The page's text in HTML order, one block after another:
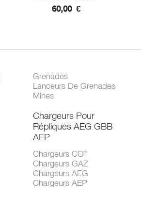
60,00 €
Grenades
Lanceurs De Grenades
Mines
Chargeurs Pour
Répliques AEG GBB
AEP
Chargeurs CO²
Chargeurs GAZ
Chargeurs AEG
Chargeurs AEP